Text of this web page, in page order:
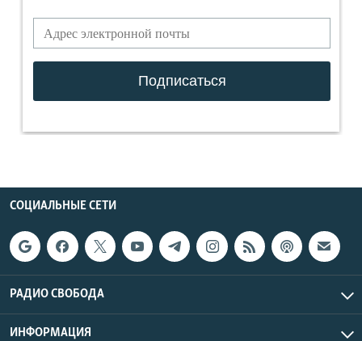
СОЦИАЛЬНЫЕ СЕТИ
РАДИО СВОБОДА
ИНФОРМАЦИЯ